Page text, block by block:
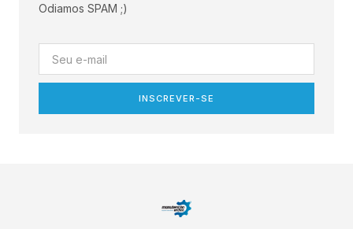
Odiamos SPAM ;)
INSCREVER-SE